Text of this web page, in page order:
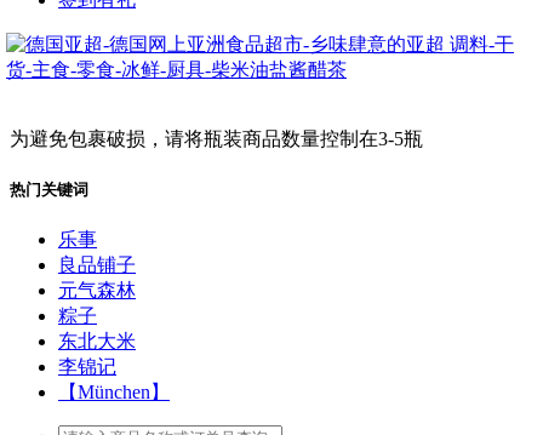
为避免包裹破损，请将瓶装商品数量控制在3-5瓶
热门关键词
乐事
良品铺子
元气森林
粽子
东北大米
李锦记
【München】